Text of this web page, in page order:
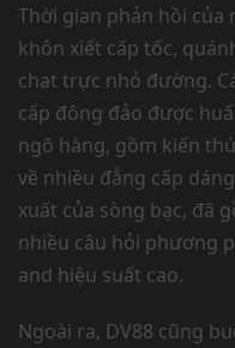
Thời gian phản hồi của
khôn xiết cấp tốc,
chat trực nhỏ đường.
cấp đông đảo được
ngõ hàng, gồm kiến
về nhiều đẳng cấp
xuất của sòng bạc, đã
nhiều câu hỏi phương
and hiệu suất cao.
Ngoài ra, DV88 cũng